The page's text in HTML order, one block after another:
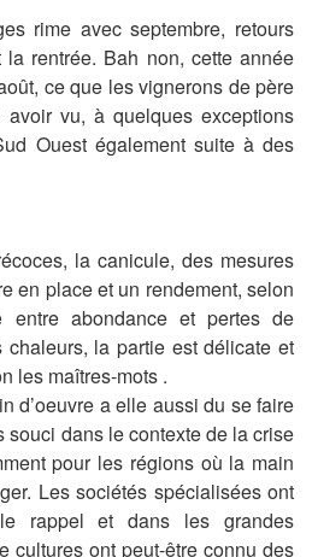
rime avec septembre, retours
rentrée. Bah non, cette année
ce que les vignerons de père
vu, à quelques exceptions
Ouest également suite à des
la canicule, des mesures
en place et un rendement, selon
entre abondance et pertes de
la partie est délicate et
les maîtres-mots .
d’oeuvre a elle aussi du se faire
souci dans le contexte de la crise
pour les régions où la main
Les sociétés spécialisées ont
rappel et dans les grandes
cultures ont peut-être connu des